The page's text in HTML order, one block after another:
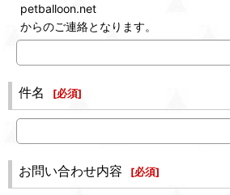
petballoon.net
からのご連絡となります。
件名 [必須]
お問い合わせ内容 [必須]